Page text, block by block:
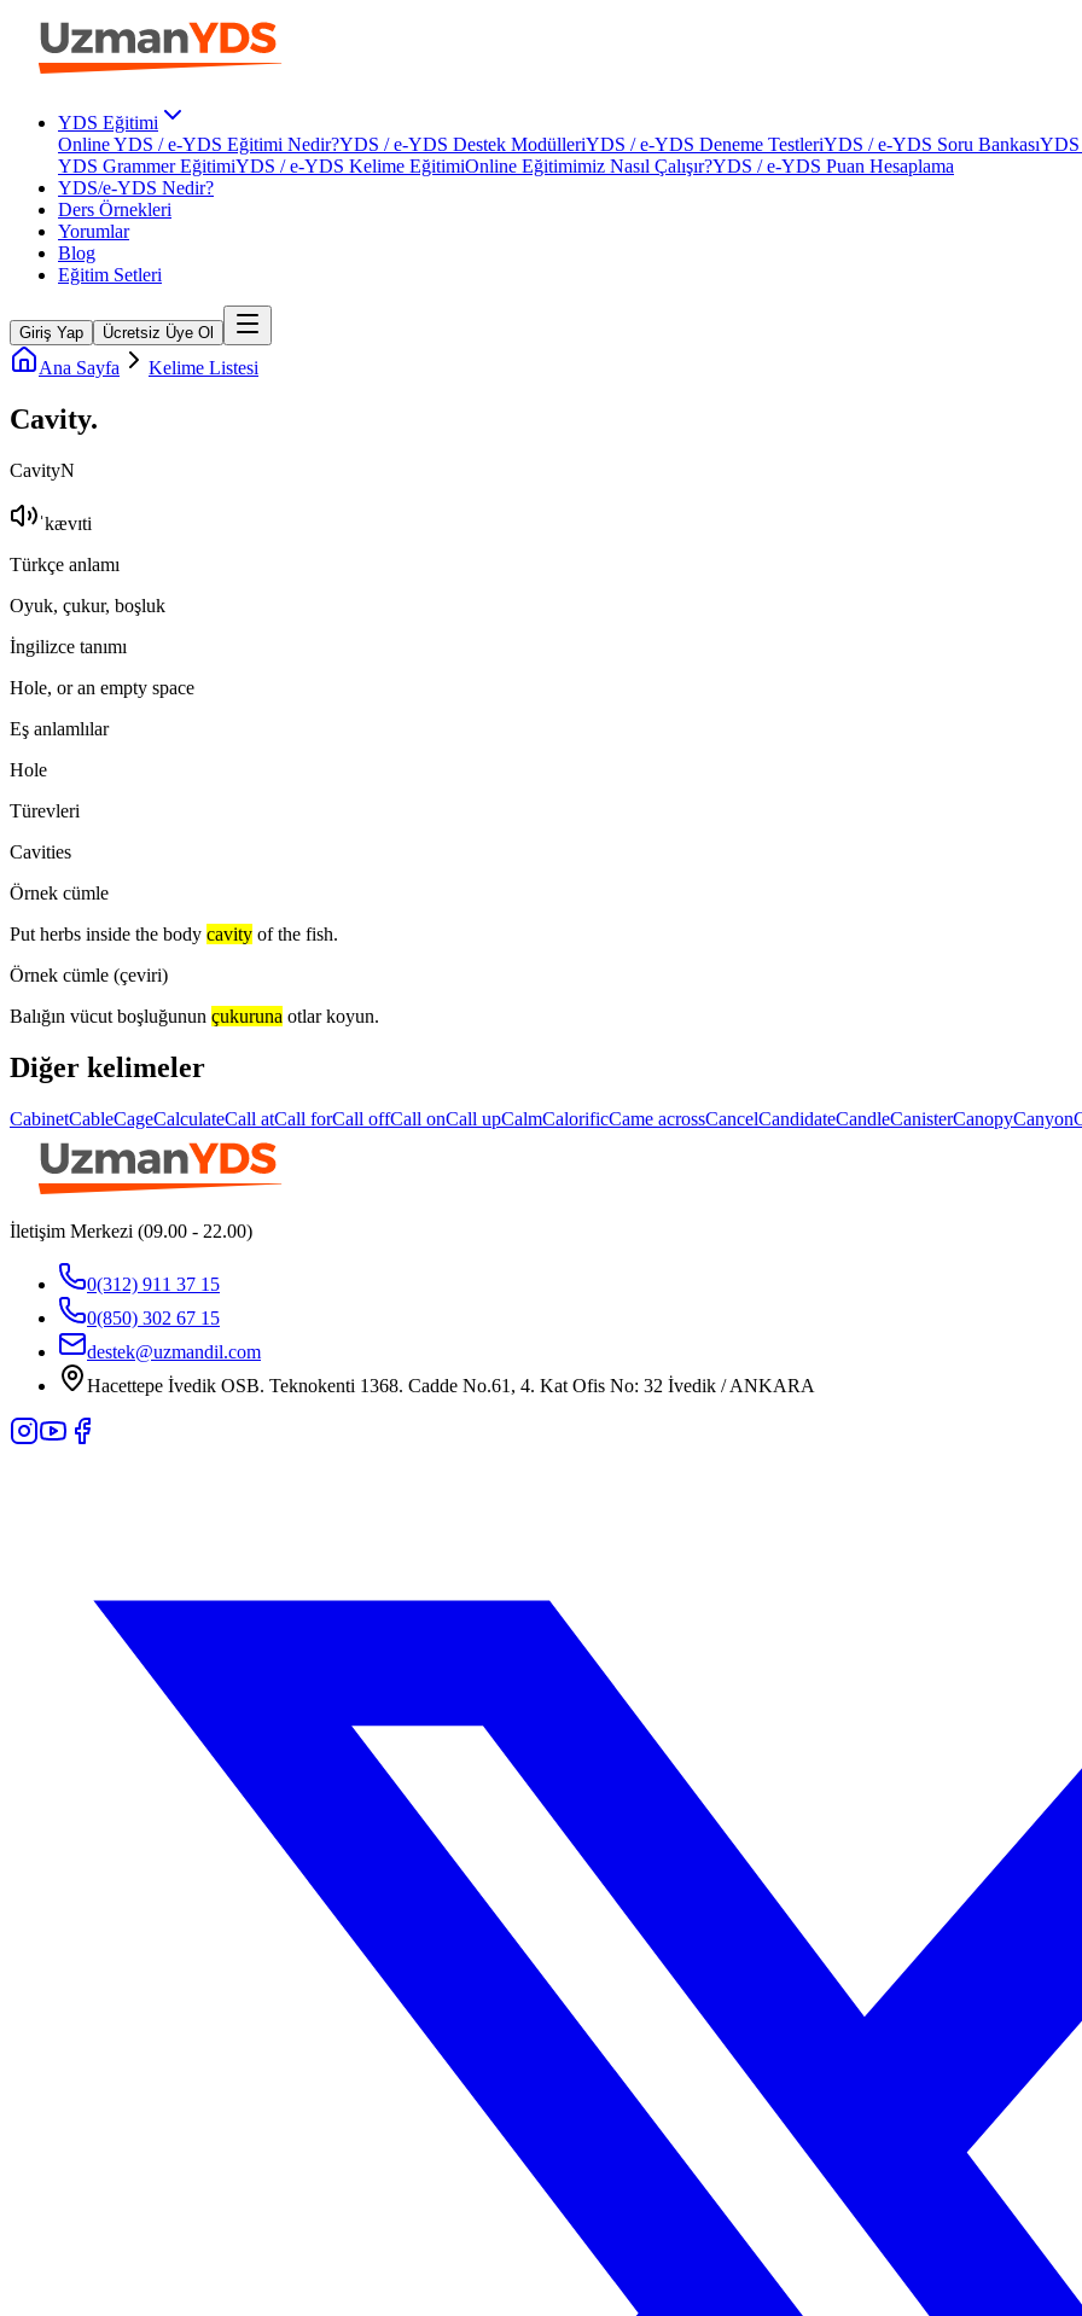
YDS Eğitimi
Online YDS / e-YDS Eğitimi Nedir?YDS / e-YDS Destek ModülleriYDS / e-YDS Deneme TestleriYDS / e-YDS Soru BankasıYDS
YDS Grammer EğitimiYDS / e-YDS Kelime EğitimiOnline Eğitimimiz Nasıl Çalışır?YDS / e-YDS Puan Hesaplama
YDS/e-YDS Nedir?
Ders Örnekleri
Yorumlar
Blog
Eğitim Setleri
Giriş Yap Ücretsiz Üye Ol
Ana Sayfa Kelime Listesi
Cavity.
CavityN
ˈkævɪti
Türkçe anlamı
Oyuk, çukur, boşluk
İngilizce tanımı
Hole, or an empty space
Eş anlamlılar
Hole
Türevleri
Cavities
Örnek cümle
Put herbs inside the body cavity of the fish.
Örnek cümle (çeviri)
Balığın vücut boşluğunun çukuruna otlar koyun.
Diğer kelimeler
CabinetCableCageCalculateCall atCall forCall offCall onCall upCalmCalorificCame acrossCancelCandidateCandleCanisterCanopyCanyon
İletişim Merkezi (09.00 - 22.00)
0(312) 911 37 15
0(850) 302 67 15
destek@uzmandil.com
Hacettepe İvedik OSB. Teknokenti 1368. Cadde No.61, 4. Kat Ofis No: 32 İvedik / ANKARA